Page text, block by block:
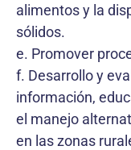
alimentos y la
sólidos.
e. Promover
f. Desarrollo y
información,
el manejo
en las zonas